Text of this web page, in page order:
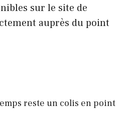
sur le site de
auprès du point
reste un colis en point